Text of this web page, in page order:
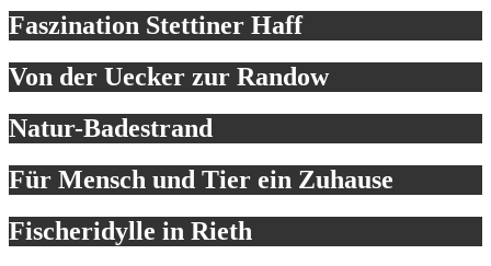
Faszination Stettiner Haff
Von der Uecker zur Randow
Natur-Badestrand
Für Mensch und Tier ein Zuhause
Fischeridylle in Rieth